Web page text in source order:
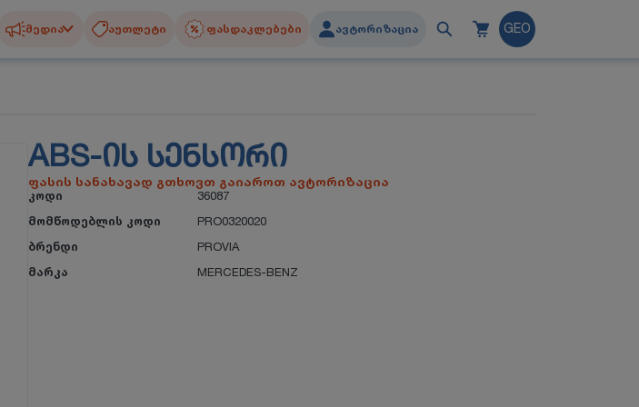
მედია აუთლეტი ფასდაკლებები ავტორიზაცია GEO
ABS-ᲘᲡ ᲡᲔᲜᲡᲝᲠᲘ
ფასის სანახავად გთხოვთ გაიაროთ ავტორიზაცია
კოდი
36087
მომწოდებლის კოდი
PRO0320020
ბრენდი
PROVIA
მარკა
MERCEDES-BENZ